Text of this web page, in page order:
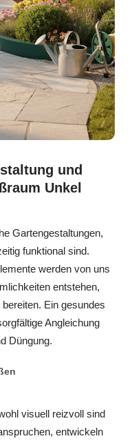
und
Unkel
Gartengestaltungen,
funktional sind.
werden von uns
entstehen,
Ein gesundes
Angleichung
Düngung.
visuell reizvoll sind
entwickeln